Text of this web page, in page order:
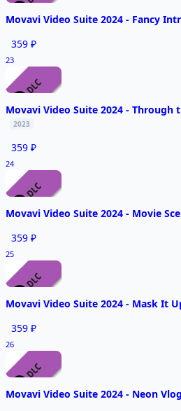
Movavi Video Suite 2024 - Fancy
359 ₽
23
Movavi Video Suite 2024 - Through
2023
359 ₽
24
Movavi Video Suite 2024 - Movie
359 ₽
25
Movavi Video Suite 2024 - Mask It
359 ₽
26
Movavi Video Suite 2024 - Neon